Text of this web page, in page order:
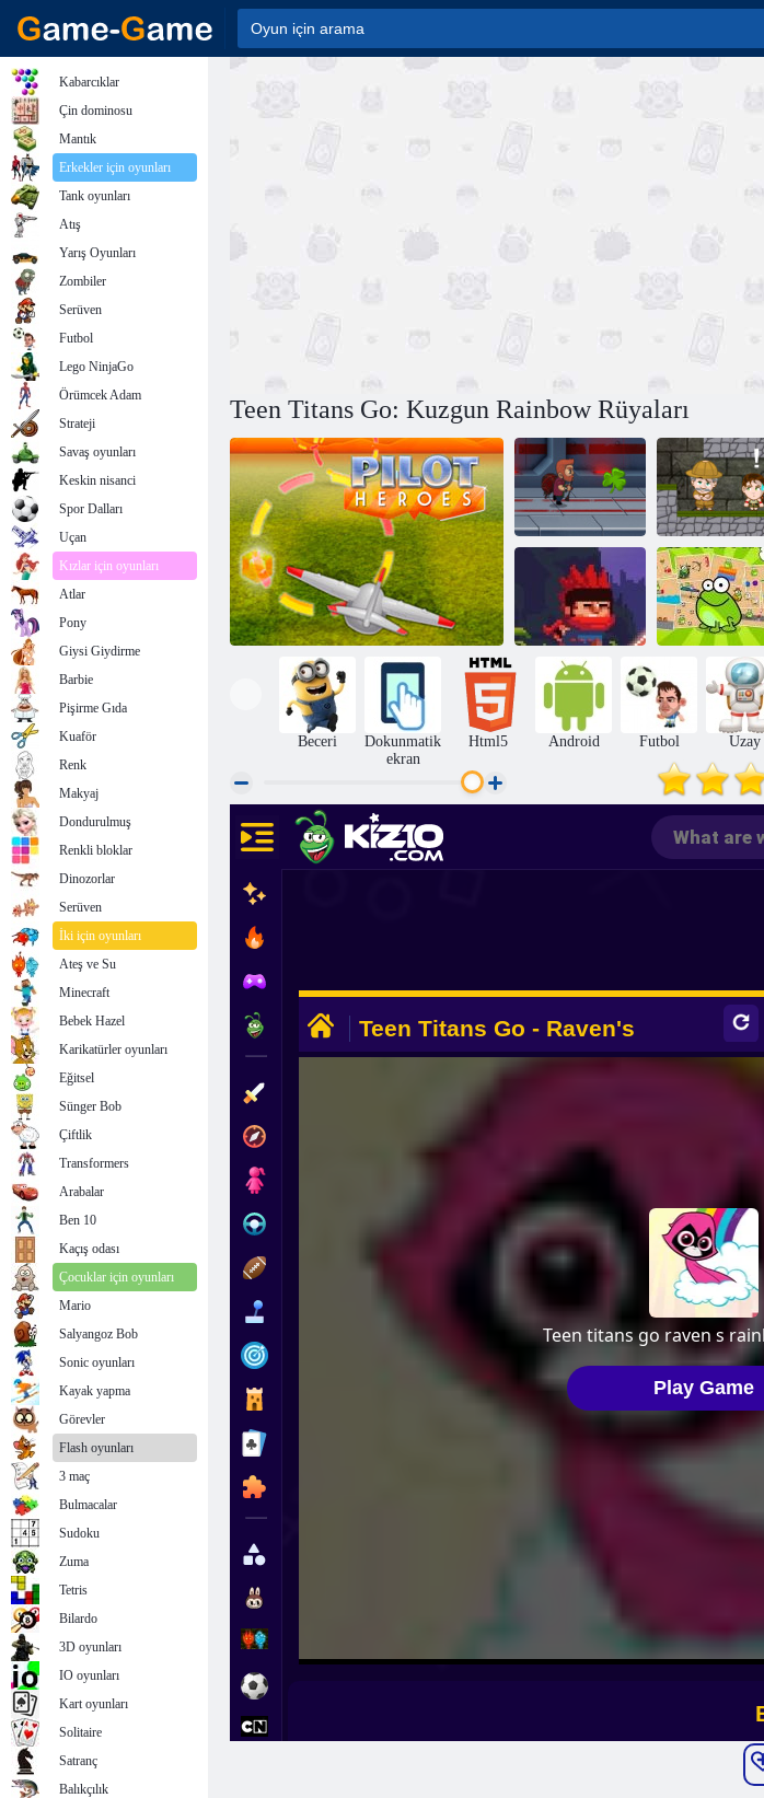
Teen Titans Go: Kuzgun Rainbow Rüyaları
Kahraman Pilot
Jetpack Usta Inca Macera
Ninja Ranmaru
Kurbağa Doodle
dokunun
Beceri
Dokunmatik
ekran
Html5 Android Futbol Uzay
Kabarcıklar
Çin dominosu
Mantık
Erkekler için oyunları
Tank oyunları
Atış
Yarış Oyunları
Zombiler
Serüven
Futbol
Lego NinjaGo
Örümcek Adam
Strateji
Savaş oyunları
Keskin nisanci
Spor Dalları
Uçan
Kızlar için oyunları
Atlar
Pony
Giysi Giydirme
Barbie
Pişirme Gıda
Kuaför
Renk
Makyaj
Dondurulmuş
Renkli bloklar
Dinozorlar
Serüven
İki için oyunları
Ateş ve Su
Minecraft
Bebek Hazel
Karikatürler oyunları
Eğitsel
Sünger Bob
Çiftlik
Transformers
Arabalar
Ben 10
Kaçış odası
Çocuklar için oyunları
Mario
Salyangoz Bob
Sonic oyunları
Kayak yapma
Görevler
Flash oyunları
3 maç
Bulmacalar
Sudoku
Zuma
Tetris
Bilardo
3D oyunları
IO oyunları
Kart oyunları
Solitaire
Satranç
Balıkçılık